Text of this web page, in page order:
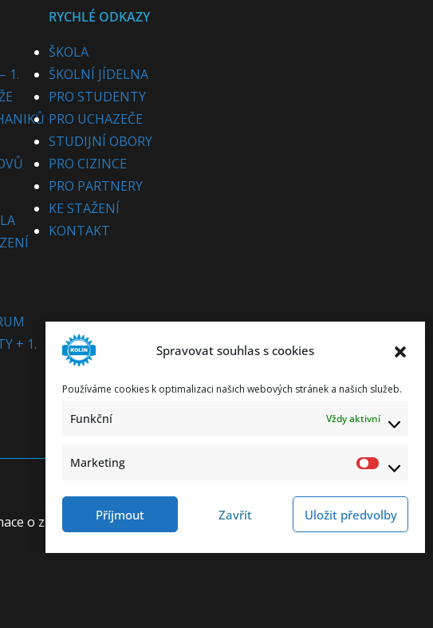
Spravovat souhlas s cookies
Používáme cookies k optimalizaci našich webových stránek a našich služeb.
Funkční Vždy aktivní
Marketing
Příjmout Zavřít Uložit předvolby
1.
+ 1.
RYCHLÉ ODKAZY
ŠKOLA
ŠKOLNÍ JÍDELNA
PRO STUDENTY
PRO UCHAZEČE
STUDIJNÍ OBORY
PRO CIZINCE
PRO PARTNERY
KE STAŽENÍ
KONTAKT
o zpracování osobních údajů Prohlášení o přístupnosti